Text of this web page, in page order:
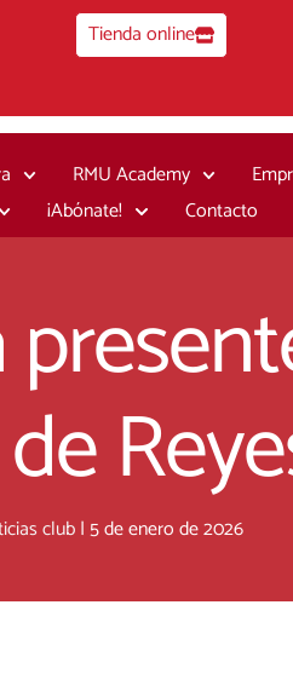
Tienda online
RMU Academy
¡Abónate! Contacto
club|5 de enero de 2026